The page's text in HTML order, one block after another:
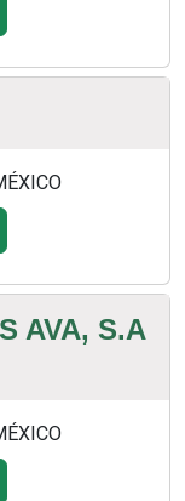
AVA, S.A